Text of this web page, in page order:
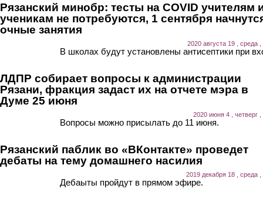
Рязанский минобр: тесты на COVID учителям
ученикам не потребуются, 1 сентября
очные занятия
2020 августа 19 , среда ,
В школах будут установлены антисептики при
ЛДПР собирает вопросы к администрации
Рязани, фракция задаст их на отчете мэра в
Думе 25 июня
2020 июня 4 , четверг ,
Вопросы можно присылать до 11 июня.
Рязанский паблик во «ВКонтакте» проведет
дебаты на тему домашнего насилия
2019 декабря 18 , среда ,
Дебаыты пройдут в прямом эфире.